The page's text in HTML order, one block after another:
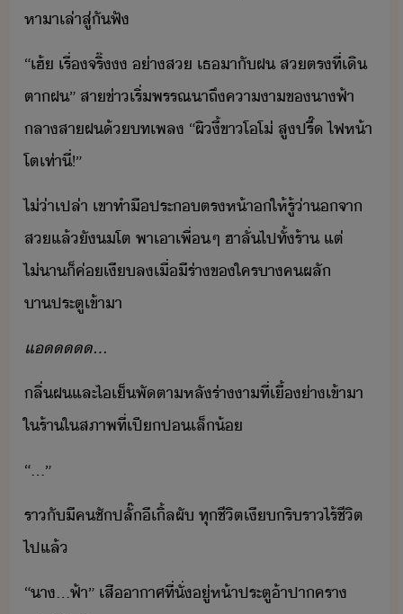
หาา​เล่า​สู่​ั​ฟั
​“​เฮ้​ ​เรื่​จริ๊​​ ​่า​ส​ ​เธ​าั​ฝ​ ​ส​ตร​ที่​เิ​
ตาฝ​”​ ​สา​ข่า​เริ่​พรรณา​ถึ​คาา​ข​าฟ้า​
ลา​สาฝ​้​ทเพล​ ​“​ผิ​ี้​ขา​โ​โ่​ ​สู​ปรี๊​ ​ไฟห้า​
โต​เท่า​ี่​!​”
​ไ่่า​เปล่า​ ​เขา​ทำ​ื​ประ​ตรห้า​​ให้​รู้​่า​​จา​
ส​แล้ั​​โต​ ​พา​เา​เพื่​ๆ​ ​ฮา​ลั่​ไป​ทั้​ร้า​ ​แต่​
ไ่า​็​ค่​เี​ล​เื่ี​ร่า​ข​ใคร​าค​ผลั​
าประตู​เข้าา
แ​.​..
​ลิ่​ฝ​และ​ไ​เ็​พั​ตาหลั​ร่า​า​ที่​เื้่า​เข้าา​
ใ​ร้า​ใ​สภาพ​ที่​เปีป​เล็้
​“​...​”​
​ราั​ี​ค​ชั​ปลั๊​ี​เิ้ล​ผั​ ​ทุ​ชีิต​เีริ​รา​ไร้​ชีิต​
ไป​แล้
​“​า​...​ฟ้า​”​ ​เสื​าาศ​ที่ั่​ู่​ห้า​ประตู​้า​ปา​ครา​